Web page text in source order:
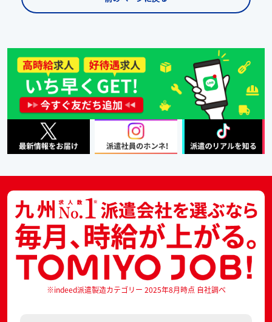
※indeed派遣製造カテゴリー 2025年8月時点 自社調べ